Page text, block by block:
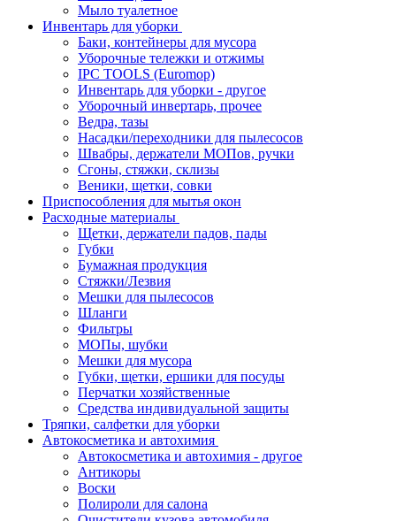
Мыло туалетное
Инвентарь для уборки
Баки, контейнеры для мусора
Уборочные тележки и отжимы
IPC TOOLS (Euromop)
Инвентарь для уборки - другое
Уборочный инвертарь, прочее
Ведра, тазы
Насадки/переходники для пылесосов
Швабры, держатели МОПов, ручки
Сгоны, стяжки, склизы
Веники, щетки, совки
Приспособления для мытья окон
Расходные материалы
Щетки, держатели падов, пады
Губки
Бумажная продукция
Стяжки/Лезвия
Мешки для пылесосов
Шланги
Фильтры
МОПы, шубки
Мешки для мусора
Губки, щетки, ершики для посуды
Перчатки хозяйственные
Средства индивидуальной защиты
Тряпки, салфетки для уборки
Автокосметика и автохимия
Автокосметика и автохимия - другое
Антикоры
Воски
Полироли для салона